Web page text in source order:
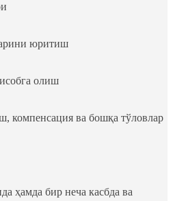
юритиш
олиш
компенсация ва бошқа тўловлар
ҳамда бир неча касбда ва